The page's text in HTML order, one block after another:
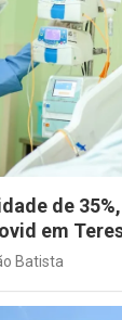
de
em
Batista